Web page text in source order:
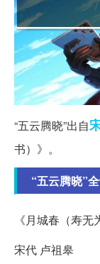
“五云腾晓”出自
书）》。
“五云腾晓”
《月城春（寿无
宋代 卢祖皋